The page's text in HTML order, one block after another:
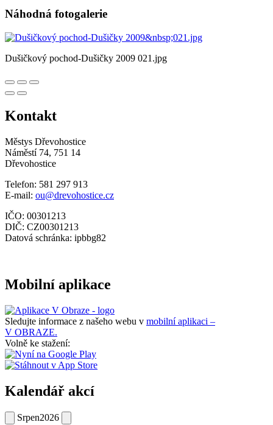
Náhodná fotogalerie
Dušičkový pochod-Dušičky 2009 021.jpg
Kontakt
Městys Dřevohostice
Náměstí 74, 751 14
Dřevohostice
Telefon: 581 297 913
E-mail: ou@drevohostice.cz
IČO: 00301213
DIČ: CZ00301213
Datová schránka: ipbbg82
Mobilní aplikace
Sledujte informace z našeho webu v mobilní aplikaci –
V OBRAZE.
Volně ke stažení:
Kalendář akcí
Srpen2026